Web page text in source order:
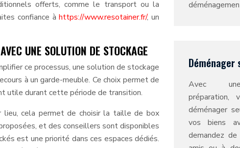
offerts, comme le transport ou la
confiance àhttps://www.resotainer.fr/, un
UNE SOLUTION DE STOCKAGE
ce processus, une solution de stockage
à un garde-meuble. Ce choix permet de
utile durant cette période de transition.
lieu, cela permet de choisir la taille de box
et des conseillers sont disponibles
est une priorité dans ces espaces dédiés.
Déménager
Avec
préparation,
déménager
vos biens
demandez